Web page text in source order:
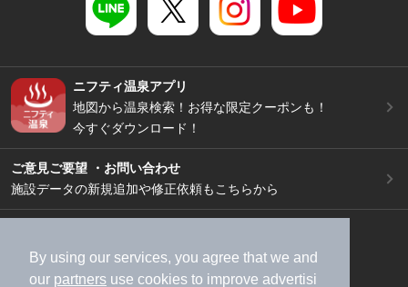
By using our services, you agree that we and
our partners use cookies to improve advertisi
ニフティ温泉アプリ
地図から温泉検索！お得な限定クーポンも！
今すぐダウンロード！
ご意見ご要望 ・お問い合わせ
施設データの新規追加や修正依頼もこちらから
加盟店募集（資料請求）
広告出稿のご案内
利用規約
ライフスタイルMEMBERS+規約